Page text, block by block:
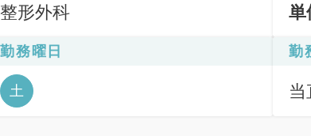
整形外科
勤務曜日
土
勤